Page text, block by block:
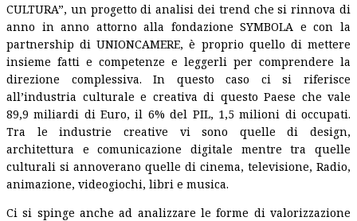
CULTURA”, un progetto di analisi dei trend che si rinnova di
anno in anno attorno alla fondazione SYMBOLA e con la
partnership di UNIONCAMERE, è proprio quello di mettere
insieme fatti e competenze e leggerli per comprendere la
direzione complessiva. In questo caso ci si riferisce
all’industria culturale e creativa di questo Paese che vale
89,9 miliardi di Euro, il 6% del PIL, 1,5 milioni di occupati.
Tra le industrie creative vi sono quelle di design,
architettura e comunicazione digitale mentre tra quelle
culturali si annoverano quelle di cinema, televisione, Radio,
animazione, videogiochi, libri e musica.
Ci si spinge anche ad analizzare le forme di valorizzazione